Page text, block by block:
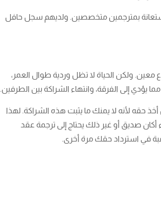
بمترجمين متخصصين. ولديهم سجل حافل
ولكن الحياة لا تظل وردية طوال العمر،
إلى الفرقة، وانتهاء الشراكة بين الطرفين.
حقه لأنه لا يمنك ما يثبت هذه الشراكة. لهذا
صديق أو غير ذلك يحتاج إلى ترجمة عقد
في استرداد حقك مرة أخرى.